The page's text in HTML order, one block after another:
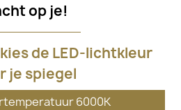
op je!
de LED-lichtkleur
je spiegel
6000K